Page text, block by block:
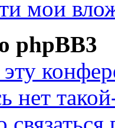
мои
phpBB3
нет